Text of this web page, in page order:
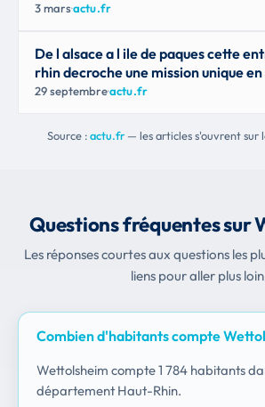
3 mars·actu.fr
De l alsace a l ile de paques cette
rhin decroche une mission unique
29 septembre·actu.fr
Source :actu.fr— les articles s'ouvrent sur
Questions fréquentes sur
Les réponses courtes aux questions les
liens pour aller plus
Combien d'habitants compte
Wettolsheim compte 1 784 habitants
département Haut-Rhin.